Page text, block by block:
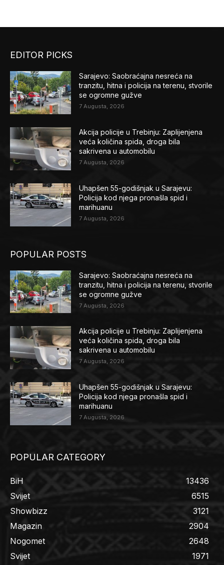
EDITOR PICKS
Sarajevo: Saobraćajna nesreća na
tranzitu, hitna i policija na terenu, stvorile
se ogromne gužve
7 Augusta, 2026
Akcija policije u Trebinju: Zaplijenjena
veća količina spida, droga bila
sakrivena u automobilu
7 Augusta, 2026
Uhapšen 55-godišnjak u Sarajevu:
Policija kod njega pronašla spid i
marihuanu
7 Augusta, 2026
POPULAR POSTS
Sarajevo: Saobraćajna nesreća na
tranzitu, hitna i policija na terenu, stvorile
se ogromne gužve
7 Augusta, 2026
Akcija policije u Trebinju: Zaplijenjena
veća količina spida, droga bila
sakrivena u automobilu
7 Augusta, 2026
Uhapšen 55-godišnjak u Sarajevu:
Policija kod njega pronašla spid i
marihuanu
7 Augusta, 2026
POPULAR CATEGORY
BiH
13436
Svijet
6515
Showbizz
3121
Magazin
2904
Nogomet
2648
Svijet
1971